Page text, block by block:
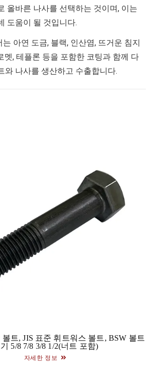
올바른 나사를 선택하는 것이며, 이는
도움이 될 것입니다.
아연 도금, 블랙, 인산염, 뜨거운 침지
멧, 테플론 등을 포함한 코팅과 함께 다
와 나사를 생산하고 수출합니다.
트, JIS 표준 휘트워스 볼트, BSW 볼트
5/8 7/8 3/8 1/2(너트 포함)
자세한 정보